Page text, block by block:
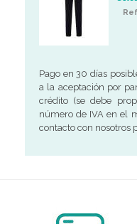
Pago en 30 días
a la aceptación por
crédito (se debe
número de IVA en el
contacto con nosotros